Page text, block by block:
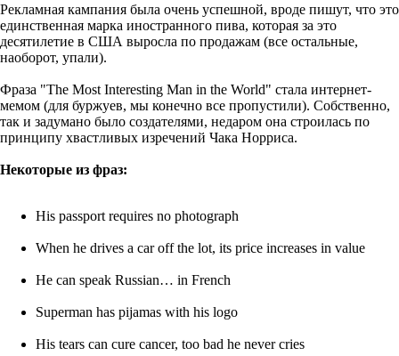
Рекламная кампания была очень успешной, вроде пишут, что это
единственная марка иностранного пива, которая за это
десятилетие в США выросла по продажам (все остальные,
наоборот, упали).
Фраза "The Most Interesting Man in the World" стала интернет-
мемом (для буржуев, мы конечно все пропустили). Собственно,
так и задумано было создателями, недаром она строилась по
принципу хвастливых изречений Чака Норриса.
Некоторые из фраз:
His passport requires no photograph
When he drives a car off the lot, its price increases in value
He can speak Russian… in French
Superman has pijamas with his logo
His tears can cure cancer, too bad he never cries